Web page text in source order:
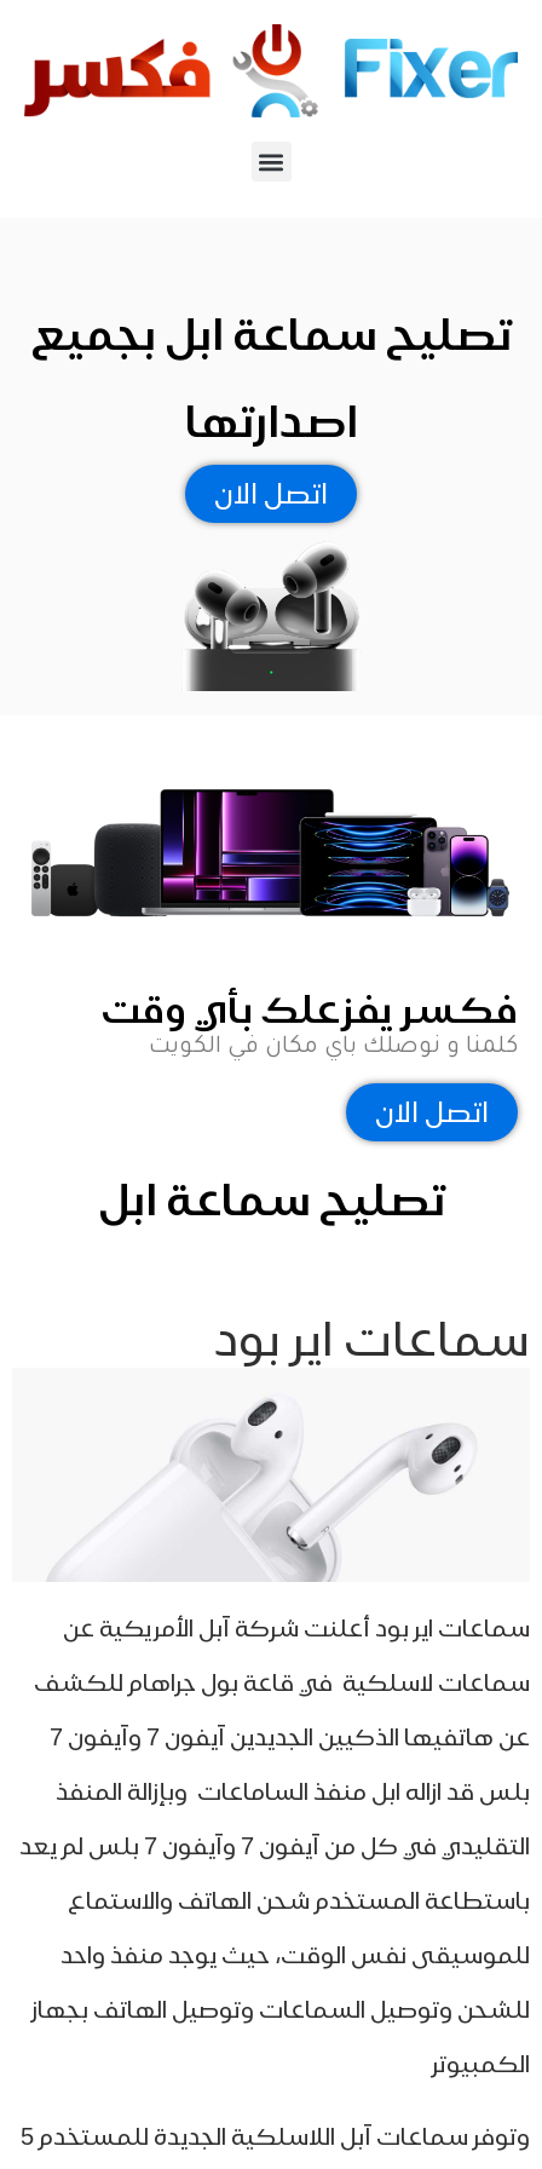
تصليح سماعة ابل بجميع
اصدارتها
اتصل الان
يفزعلك بأي وقت
و نوصلك باي مكان في الكويت
اتصل الان
تصليح سماعة ابل
اير بود
اير بود أعلنت شركة آبل الأمريكية عن
لاسلكية في قاعة بول جراهام للكشف
عن هاتفيها الذكيين الجديدين آيفون 7 وآيفون 7
قد ازاله ابل منفذ الساماعات وبإزالة المنفذ
التقليدي في كل من آيفون 7 وآيفون 7 بلس لم يعد
المستخدم شحن الهاتف والاستماع
نفس الوقت، حيث يوجد منفذ واحد
وتوصيل السماعات وتوصيل الهاتف بجهاز
وتوفر سماعات آبل اللاسلكية الجديدة للمستخدم 5